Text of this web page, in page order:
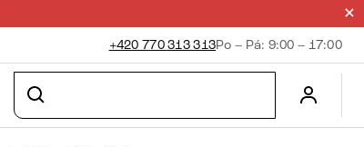
+420 770 313 313Po – Pá: 9:00 – 17:00